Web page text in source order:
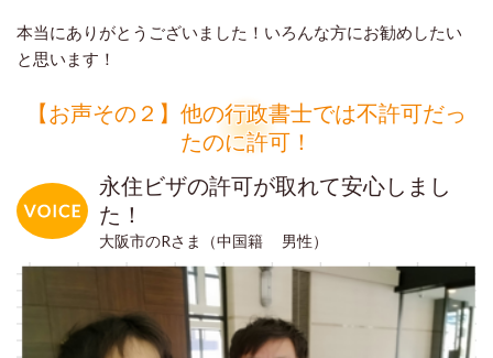
本当にありがとうございました！いろんな方にお勧めしたい
と思います！
【お声その２】他の行政書士では不許可だっ
たのに許可！
永住ビザの許可が取れて安心しまし
た！
大阪市のRさま（中国籍 男性）